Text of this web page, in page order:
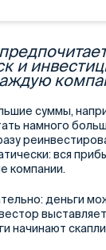
и
суммы,
намного
вся
компании.
деньги
начинают